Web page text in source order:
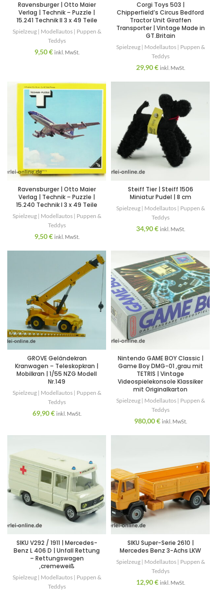
Ravensburger | Otto Maier
Verlag | Technik – Puzzle |
15.241 Technik II 3 x 49 Teile
Spielzeug | Modellautos | Puppen &
Teddys
9,50€ inkl. MwSt.
Corgi Toys 503 |
Chipperfield’s Circus Bedford
Tractor Unit Giraffen
Transporter | Vintage Made in
GT.Britain
Spielzeug | Modellautos | Puppen &
Teddys
29,90€ inkl. MwSt.
Ravensburger | Otto Maier
Verlag | Technik – Puzzle |
15.240 Technik I 3 x 49 Teile
Spielzeug | Modellautos | Puppen &
Teddys
9,50€ inkl. MwSt.
Steiff Tier | Steiff 1506
Miniatur Pudel | 8 cm
Spielzeug | Modellautos | Puppen &
Teddys
34,90€ inkl. MwSt.
GROVE Geländekran
Kranwagen – Teleskopkran |
Mobilkran | 1/55 NZG Modell
Nr.149
Spielzeug | Modellautos | Puppen &
Teddys
69,90€ inkl. MwSt.
Nintendo GAME BOY Classic |
Game Boy DMG-01 ,grau mit
TETRIS | Vintage
Videospielekonsole Klassiker
mit Originalkarton
Spielzeug | Modellautos | Puppen &
Teddys
980,00€ inkl. MwSt.
SIKU V292 / 1911 | Mercedes-
Benz L 406 D | Unfall Rettung
– Rettungswagen
,cremeweiß
Spielzeug | Modellautos | Puppen &
Teddys
SIKU Super-Serie 2610 |
Mercedes Benz 3-Achs LKW
Spielzeug | Modellautos | Puppen &
Teddys
12,90€ inkl. MwSt.